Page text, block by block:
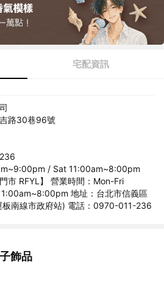
宅配資訊
路30巷96號
/ Sat 11:00am~8:00pm
市 RFYL】 營業時間：Mon-Fri
地址：台北市信義區
南線市政府站) 電話：0970-011-236
飾品